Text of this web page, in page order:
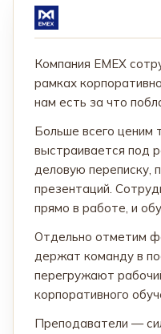
Компания EMEX
рамках
нам есть за что
Больше всего ценим
выстраивается под
деловую переписку,
презентаций.
прямо в работе, и
Отдельно отметим
держат команду в
перегружают
корпоративного
Преподаватели —